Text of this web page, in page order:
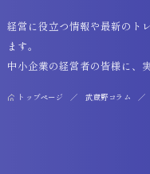
トップページ 武蔵野コラム
経営に役立つ情報や最新のト
ます。
中小企業の経営者の皆様に、